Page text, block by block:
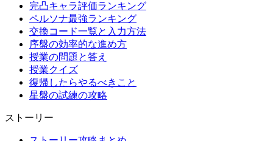
完凸キャラ評価ランキング
ペルソナ最強ランキング
交換コード一覧と入力方法
序盤の効率的な進め方
授業の問題と答え
授業クイズ
復帰したらやるべきこと
星盤の試練の攻略
ストーリー